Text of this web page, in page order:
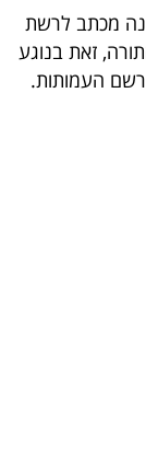
מכתב לרשת
זאת בנוגע
העמותות.